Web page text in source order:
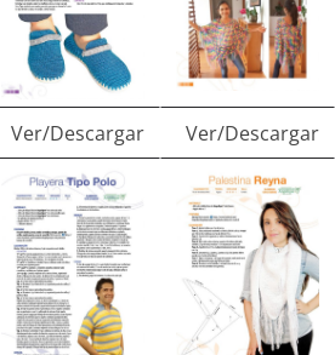
Ver/Descargar Ver/Descargar